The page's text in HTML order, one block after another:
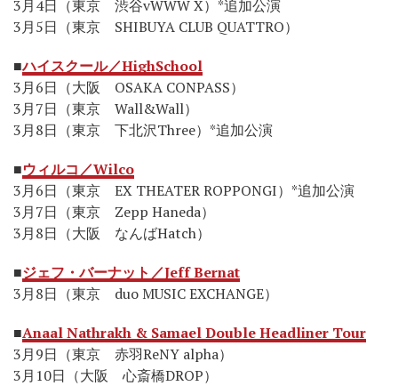
3月4日（東京 渋谷vWWW X）*追加公演
3月5日（東京 SHIBUYA CLUB QUATTRO）
■ハイスクール／HighSchool
3月6日（大阪 OSAKA CONPASS）
3月7日（東京 Wall&Wall）
3月8日（東京 下北沢Three）*追加公演
■ウィルコ／Wilco
3月6日（東京 EX THEATER ROPPONGI）*追加公演
3月7日（東京 Zepp Haneda）
3月8日（大阪 なんばHatch）
■ジェフ・バーナット／Jeff Bernat
3月8日（東京 duo MUSIC EXCHANGE）
■Anaal Nathrakh & Samael Double Headliner Tour
3月9日（東京 赤羽ReNY alpha）
3月10日（大阪 心斎橋DROP）